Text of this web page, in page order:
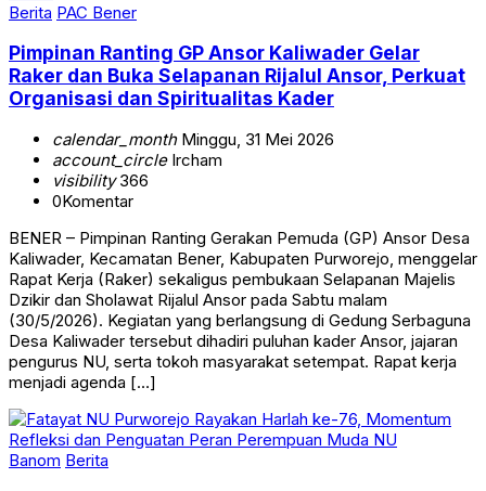
Berita PAC Bener
Pimpinan Ranting GP Ansor Kaliwader Gelar
Raker dan Buka Selapanan Rijalul Ansor, Perkuat
Organisasi dan Spiritualitas Kader
calendar_monthMinggu, 31 Mei 2026
account_circleIrcham
visibility366
0Komentar
BENER – Pimpinan Ranting Gerakan Pemuda (GP) Ansor Desa
Kaliwader, Kecamatan Bener, Kabupaten Purworejo, menggelar
Rapat Kerja (Raker) sekaligus pembukaan Selapanan Majelis
Dzikir dan Sholawat Rijalul Ansor pada Sabtu malam
(30/5/2026). Kegiatan yang berlangsung di Gedung Serbaguna
Desa Kaliwader tersebut dihadiri puluhan kader Ansor, jajaran
pengurus NU, serta tokoh masyarakat setempat. Rapat kerja
menjadi agenda […]
Banom Berita